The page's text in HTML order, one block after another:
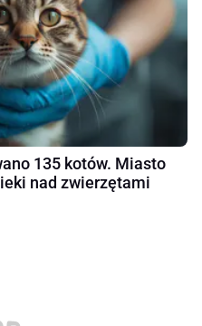
135 kotów. Miasto
nad zwierzętami